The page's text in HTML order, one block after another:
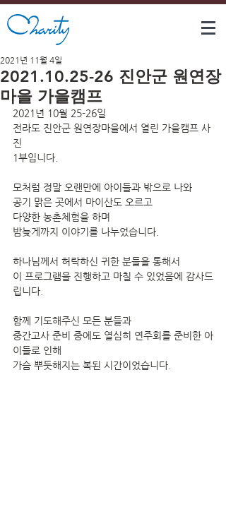
2021.10.25-26 진안군 원연장
마을 가을캠프
2021년 11월 4일
2021년 10월 25-26일
전라도 진안군 원연장마을에서 열린 가을캠프 사
진
1부입니다.
모처럼 정말 오랜만에 아이들과 밖으로 나와
공기 맑은 곳에서 마이산도 오르고
다양한 농촌체험을 하며
밤늦게까지 이야기를 나누었습니다.
하나님께서 허락하신 귀한 분들을 통해서
이 프로그램을 진행하고 마칠 수 있었음에 감사드
립니다.
함께 기도해주신 모든 분들과
중간고사 준비 중에도 열심히 연주회를 준비한 아
이들로 인해
가슴 뿌듯해지는 복된 시간이었습니다.